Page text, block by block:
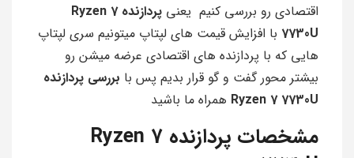
اقتصادی رو بررسی کنیم یعنی
پردازنده Ryzen 7
7730U با افزایش قیمت های لپتاپ میتونیم سری لپتاپ
هایی که با پردازنده های اقتصادی عرضه میشن رو
بیشتر محور گفت و گو قرار بدیم پس با بررسی پردازنده
Ryzen 7 7730U همراه ما باشید
مشخصات پردازنده Ryzen 7